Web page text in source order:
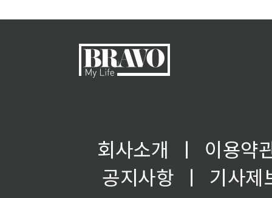
회사소개 ㅣ
이용약
공지사항
ㅣ
기사제